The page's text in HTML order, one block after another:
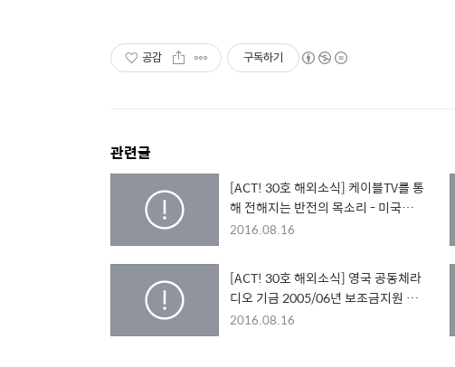
공감 구독하기
관련글
[ACT! 30호 해외소식] 케이블TV를 통
해 전해지는 반전의 목소리 - 미국
Free Speach TV의 반전 특집 편성
2016.08.16
[ACT! 30호 해외소식] 영국 공동체라
디오 기금 2005/06년 보조금지원 선
정결과 발표
2016.08.16